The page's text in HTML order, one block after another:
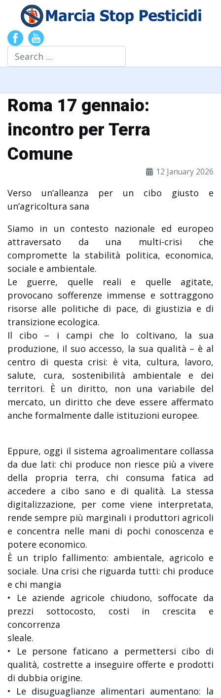
Search
Roma 17 gennaio:
incontro per Terra
Comune
12 January 2026
Verso un’alleanza per un cibo giusto e
un’agricoltura sana
Siamo in un contesto nazionale ed europeo
attraversato da una multi-crisi che
compromette la stabilità politica, economica,
sociale e ambientale.
Le guerre, quelle reali e quelle agitate,
provocano sofferenze immense e sottraggono
risorse alle politiche di pace, di giustizia e di
transizione ecologica.
Il cibo – i campi che lo coltivano, la sua
produzione, il suo accesso, la sua qualità – è al
centro di questa crisi: è vita, cultura, lavoro,
salute, cura, sostenibilità ambientale e dei
territori. È un diritto, non una variabile del
mercato, un diritto che deve essere affermato
anche formalmente dalle istituzioni europee.
Eppure, oggi il sistema agroalimentare collassa
da due lati: chi produce non riesce più a vivere
della propria terra, chi consuma fatica ad
accedere a cibo sano e di qualità. La stessa
digitalizzazione, per come viene interpretata,
rende sempre più marginali i produttori agricoli
e concentra nelle mani di pochi conoscenza e
potere economico.
È un triplo fallimento: ambientale, agricolo e
sociale. Una crisi che riguarda tutti: chi produce
e chi mangia
• Le aziende agricole chiudono, soffocate da
prezzi sottocosto, costi in crescita e
concorrenza
sleale.
• Le persone faticano a permettersi cibo di
qualità, costrette a inseguire offerte e prodotti
di dubbia origine.
• Le disuguaglianze alimentari aumentano: la